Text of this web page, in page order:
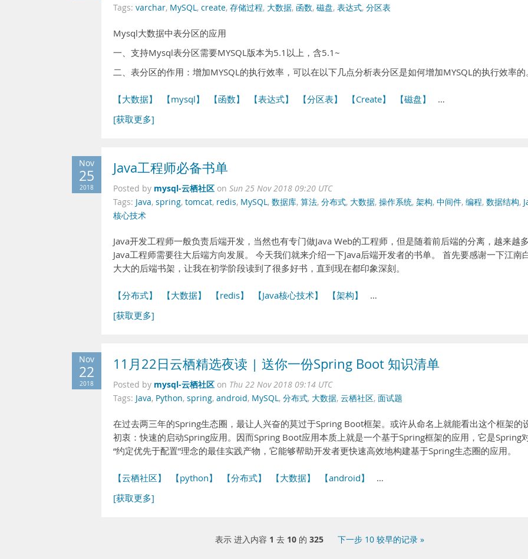
Tags: varchar, MySQL, create, 存储过程, 大数据, 函数, 磁盘, 表达式, 分区表
Mysql大数据中表分区的应用
一、支持Mysql表分区需要MYSQL版本为5.1以上，含5.1~
二、表分区的作用：增加MYSQL的执行效率，可以在以下几点分析表分区是如何增加MYSQL的执行效率的
【大数据】 【mysql】 【函数】 【表达式】 【分区表】 【Create】 【磁盘】
…
[获取更多]
Nov
25
2018
Java工程师必备书单
Posted by mysql-云栖社区 on Sun 25 Nov 2018 09:20 UTC
Tags: Java, spring, tomcat, redis, MySQL, 数据库, 算法, 分布式, 大数据, 操作系统, 架构, 中间件, 编程, 数据结构,
核心技术
Java开发工程师一般负责后端开发，当然也有专门做Java Web的工程师，但是随着前后端的分离，越来越
Java工程师需要往大后端方向发展。 今天我们就来介绍一下Java后端开发者的书单。 首先要感谢一下江南
大大的后端书架，让我在初学阶段读到了很多好书，直到现在都印象深刻。
【分布式】 【大数据】 【redis】 【Java核心技术】 【架构】
…
[获取更多]
Nov
22
2018
11月22日云栖精选夜读 | 送你一份Spring Boot 知识清单
Posted by mysql-云栖社区 on Thu 22 Nov 2018 09:14 UTC
Tags: Java, Python, spring, android, MySQL, 分布式, 大数据, 云栖社区, 面试题
在过去两三年的Spring生态圈，最让人兴奋的莫过于Spring Boot框架。或许从命名上就能看出这个框架的
初衷：快速的启动Spring应用。因而Spring Boot应用本质上就是一个基于Spring框架的应用，它是Spring
“约定优先于配置”理念的最佳实践产物，它能够帮助开发者更快速高效地构建基于Spring生态圈的应用。
【云栖社区】 【python】 【分布式】 【大数据】 【android】
…
[获取更多]
表示 进入内容 1 去 10的 325 下一步 10 较早的记录 »